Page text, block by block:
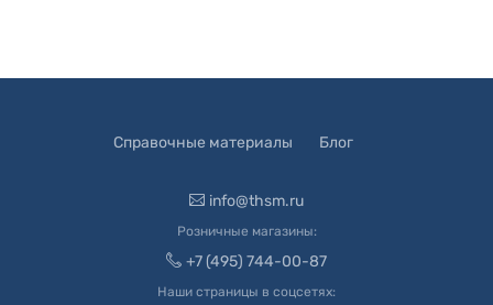
Справочные материалы Блог
info@thsm.ru
Розничные магазины:
+7 (495) 744-00-87
Наши страницы в соцсетях: